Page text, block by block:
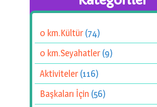
0 km.Kültür(74)
0 km.Seyahatler(9)
Aktiviteler(116)
Başkaları İçin (56)